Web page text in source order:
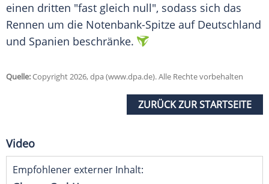
einen dritten "fast gleich null", sodass sich das
Rennen um die Notenbank-Spitze auf Deutschland
und Spanien beschränke.
Quelle:Copyright 2026, dpa (www.dpa.de). Alle Rechte vorbehalten
ZURÜCK ZUR STARTSEITE
Video
Empfohlener externer Inhalt: